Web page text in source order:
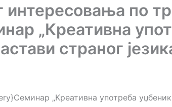
интересовања по
„Креативна
страног
„Креативна употреба